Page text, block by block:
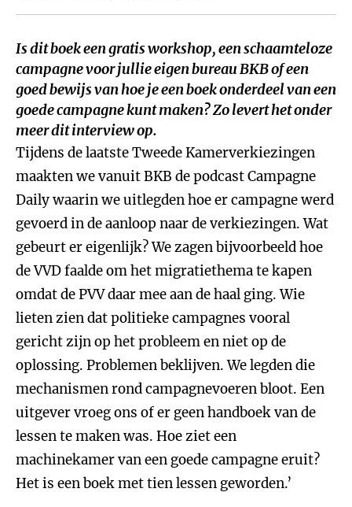
Is dit boek een gratis workshop, een schaamteloze
campagne voor jullie eigen bureau BKB of een
goed bewijs van hoe je een boek onderdeel van een
goede campagne kunt maken? Zo levert het onder
meer dit interview op.
Tijdens de laatste Tweede Kamerverkiezingen
maakten we vanuit BKB de podcast Campagne
Daily waarin we uitlegden hoe er campagne werd
gevoerd in de aanloop naar de verkiezingen. Wat
gebeurt er eigenlijk? We zagen bijvoorbeeld hoe
de VVD faalde om het migratiethema te kapen
omdat de PVV daar mee aan de haal ging. Wie
lieten zien dat politieke campagnes vooral
gericht zijn op het probleem en niet op de
oplossing. Problemen beklijven. We legden die
mechanismen rond campagnevoeren bloot. Een
uitgever vroeg ons of er geen handboek van de
lessen te maken was. Hoe ziet een
machinekamer van een goede campagne eruit?
Het is een boek met tien lessen geworden.’